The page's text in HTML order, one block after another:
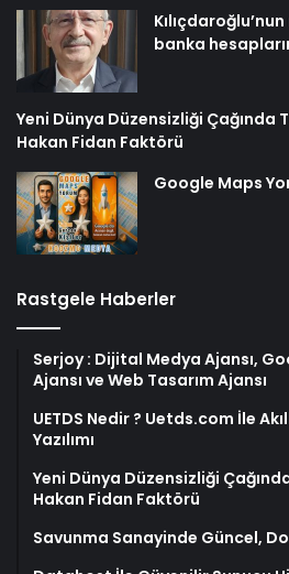
banka
Yeni Dünya Düzensizliği Çağında
Hakan Fidan Faktörü
Google Maps
Rastgele Haberler
Serjoy : Dijital Medya Ajansı,
Ajansı ve Web Tasarım Ajansı
UETDS Nedir ? Uetds.com İle
Yazılımı
Yeni Dünya Düzensizliği
Hakan Fidan Faktörü
Savunma Sanayinde Güncel,